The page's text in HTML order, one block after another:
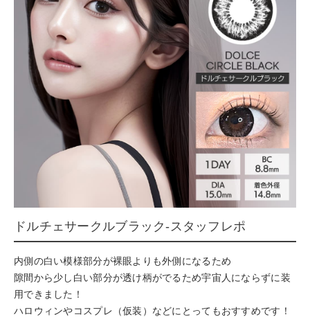
ドルチェサークルブラック-スタッフレポ
内側の白い模様部分が裸眼よりも外側になるため
隙間から少し白い部分が透け柄がでるため宇宙人にならずに装
用できました！
ハロウィンやコスプレ（仮装）などにとってもおすすめです！